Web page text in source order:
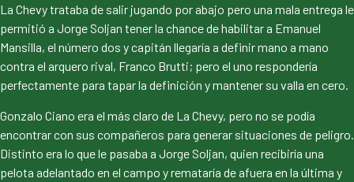
La Chevy trataba de salir jugando por abajo pero una mala entrega le
permitió a Jorge Soljan tener la chance de habilitar a Emanuel
Mansilla, el número dos y capitán llegaría a definir mano a mano
contra el arquero rival, Franco Brutti; pero el uno respondería
perfectamente para tapar la definición y mantener su valla en cero.
Gonzalo Ciano era el más claro de La Chevy, pero no se podía
encontrar con sus compañeros para generar situaciones de peligro.
Distinto era lo que le pasaba a Jorge Soljan, quien recibiría una
pelota adelantado en el campo y remataría de afuera en la última y